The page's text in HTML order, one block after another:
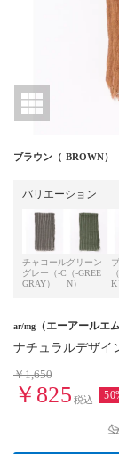
ブラウン（-BROWN）
バリエーション
チャコール
グレー（-C
GRAY）
グリーン
（-GREE
N）
K
ar/mg （エーアールエ
ナチュラルデザイ
￥1,650
￥825 税込